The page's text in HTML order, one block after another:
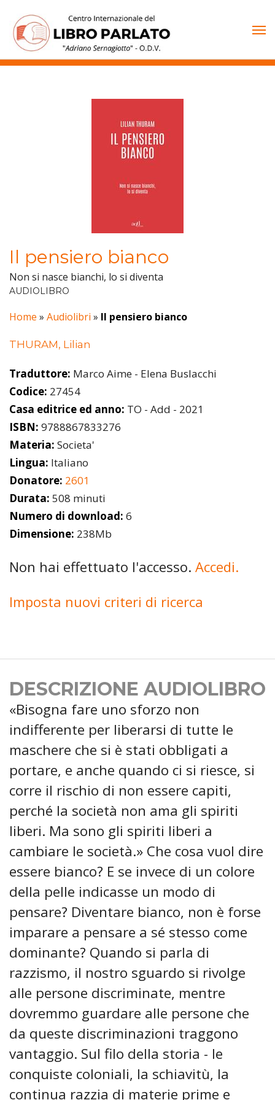
contenuto
Il pensiero bianco
Non si nasce bianchi, lo si diventa
AUDIOLIBRO
Home » Audiolibri » Il pensiero bianco
THURAM, Lilian
Traduttore: Marco Aime - Elena Buslacchi
Codice: 27454
Casa editrice ed anno: TO - Add - 2021
ISBN: 9788867833276
Materia: Societa'
Lingua: Italiano
Donatore: 2601
Durata: 508 minuti
Numero di download: 6
Dimensione: 238Mb
Non hai effettuato l'accesso. Accedi.
Imposta nuovi criteri di ricerca
DESCRIZIONE AUDIOLIBRO
«Bisogna fare uno sforzo non
indifferente per liberarsi di tutte le
maschere che si è stati obbligati a
portare, e anche quando ci si riesce, si
corre il rischio di non essere capiti,
perché la società non ama gli spiriti
liberi. Ma sono gli spiriti liberi a
cambiare le società.» Che cosa vuol dire
essere bianco? E se invece di un colore
della pelle indicasse un modo di
pensare? Diventare bianco, non è forse
imparare a pensare a sé stesso come
dominante? Quando si parla di
razzismo, il nostro sguardo si rivolge
alle persone discriminate, mentre
dovremmo guardare alle persone che
da queste discriminazioni traggono
vantaggio. Sul filo della storia - le
conquiste coloniali, la schiavitù, la
continua razzia di materie prime e